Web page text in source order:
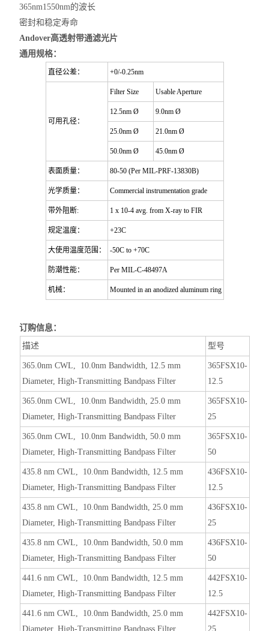
365nm1550nm的波长
密封和稳定寿命
Andover高透射带通滤光片
通用规格：
直径公差： +0/-0.25nm
可用孔径：
Filter Size Usable Aperture
12.5nm Ø 9.0nm Ø
25.0nm Ø 21.0nm Ø
50.0nm Ø 45.0nm Ø
表面质量： 80-50 (Per MIL-PRF-13830B)
光学质量： Commercial instrumentation grade
带外阻断: 1 x 10-4 avg. from X-ray to FIR
规定温度： +23C
大使用温度范围： -50C to +70C
防潮性能： Per MIL-C-48497A
机械： Mounted in an anodized aluminum ring
订购信息：
描述
型号
365.0nm CWL, 10.0nm Bandwidth, 12.5 mm
Diameter, High-Transmitting Bandpass Filter
365FSX10-
12.5
365.0nm CWL, 10.0nm Bandwidth, 25.0 mm
Diameter, High-Transmitting Bandpass Filter
365FSX10-
25
365.0nm CWL, 10.0nm Bandwidth, 50.0 mm
Diameter, High-Transmitting Bandpass Filter
365FSX10-
50
435.8 nm CWL, 10.0nm Bandwidth, 12.5 mm
Diameter, High-Transmitting Bandpass Filter
436FSX10-
12.5
435.8 nm CWL, 10.0nm Bandwidth, 25.0 mm
Diameter, High-Transmitting Bandpass Filter
436FSX10-
25
435.8 nm CWL, 10.0nm Bandwidth, 50.0 mm
Diameter, High-Transmitting Bandpass Filter
436FSX10-
50
441.6 nm CWL, 10.0nm Bandwidth, 12.5 mm
Diameter, High-Transmitting Bandpass Filter
442FSX10-
12.5
441.6 nm CWL, 10.0nm Bandwidth, 25.0 mm
Diameter, High-Transmitting Bandpass Filter
442FSX10-
25